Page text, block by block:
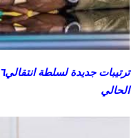
الحالي